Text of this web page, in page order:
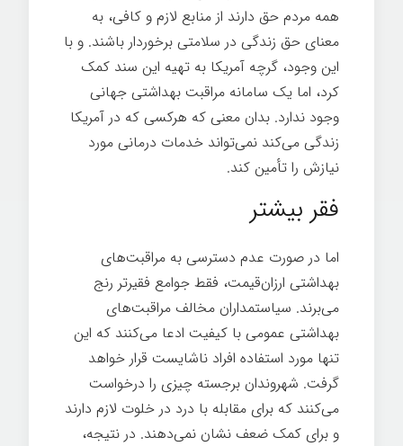
همه مردم حق دارند از منابع لازم و کافی، به
معنای حق زندگی در سلامتی برخوردار باشند. و با
این وجود، گرچه آمریکا به تهیه این سند کمک
کرد، اما یک سامانه مراقبت بهداشتی جهانی
وجود ندارد. بدان معنی که هرکسی که در آمریکا
زندگی می‌کند نمی‌تواند خدمات درمانی مورد
نیازش را تأمین کند.
فقر بیشتر
اما در صورت عدم دسترسی به مراقبت‌های
بهداشتی ارزان‌قیمت، فقط جوامع فقیرتر رنج
می‌برند. سیاستمداران مخالف مراقبت‌های
بهداشتی عمومی با کیفیت ادعا می‌کنند که این
تنها مورد استفاده افراد ناشایست قرار خواهد
گرفت. شهروندان برجسته چیزی را درخواست
می‌کنند که برای مقابله با درد در خلوت لازم دارند
و برای کمک ضعف نشان نمی‌دهند. در نتیجه،